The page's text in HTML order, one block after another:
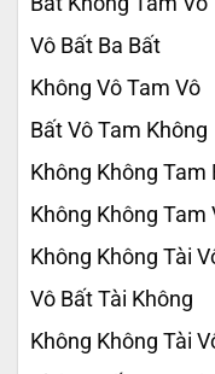
Vô Bất Ba Bất
Không Vô Tam Vô
Bất Vô Tam Không
Không Không Tam
Không Không Tam
Không Không Tài
Vô Bất Tài Không
Không Không Tài